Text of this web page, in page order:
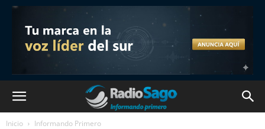
Inicio Informando Primero